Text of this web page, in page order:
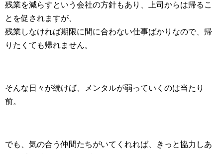
残業を減らすという会社の方針もあり、上司からは帰るこ
とを促されますが、
残業しなければ期限に間に合わない仕事ばかりなので、帰
りたくても帰れません。
そんな日々が続けば、メンタルが弱っていくのは当たり
前。
でも、気の合う仲間たちがいてくれれば、きっと協力しあ